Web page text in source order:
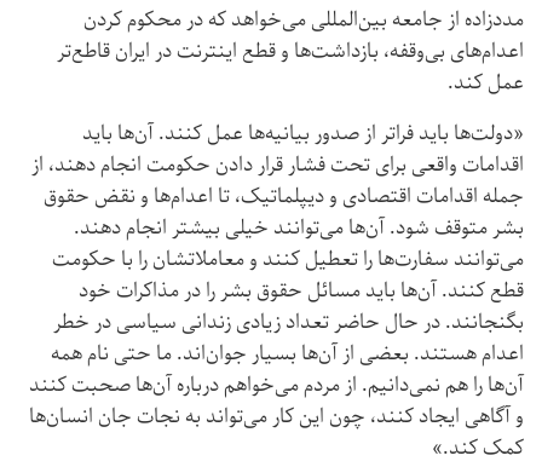
مددزاده از جامعه بین‌المللی می‌خواهد که در محکوم کردن
اعدام‌های بی‌وقفه، بازداشت‌ها و قطع اینترنت در ایران قاطع‌تر
عمل کند.
«دولت‌ها باید فراتر از صدور بیانیه‌ها عمل کنند. آن‌ها باید
اقدامات واقعی برای تحت فشار قرار دادن حکومت انجام دهند، از
جمله اقدامات اقتصادی و دیپلماتیک، تا اعدام‌ها و نقض حقوق
بشر متوقف شود. آن‌ها می‌توانند خیلی بیشتر انجام دهند.
می‌توانند سفارت‌ها را تعطیل کنند و معاملاتشان را با حکومت
قطع کنند. آن‌ها باید مسائل حقوق بشر را در مذاکرات خود
بگنجانند. در حال حاضر تعداد زیادی زندانی سیاسی در خطر
اعدام هستند. بعضی از آن‌ها بسیار جوان‌اند. ما حتی نام همه
آن‌ها را هم نمی‌دانیم. از مردم می‌خواهم درباره آن‌ها صحبت کنند
و آگاهی ایجاد کنند، چون این کار می‌تواند به نجات جان انسان‌ها
کمک کند.»